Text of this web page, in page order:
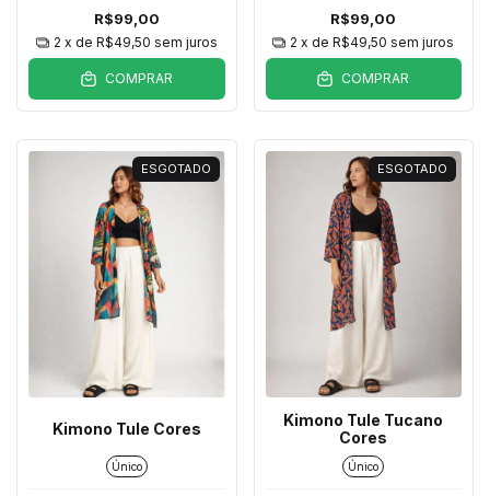
R$99,00
2 x de R$49,50 sem juros
COMPRAR
R$99,00
2 x deR$49,50 sem juros
COMPRAR
ESGOTADO
Kimono Tule Cores
Único
ESGOTADO
Kimono Tule Tucano
Cores
Único